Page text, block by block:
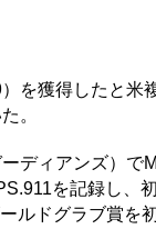
を獲得したと米
。
ディアンズ）で
を記録し、
ルドグラブ賞を